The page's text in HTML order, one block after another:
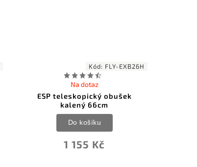
Kód: FLY-EXB26H
ESP teleskopický obušek
kalený 66cm
Na dotaz
1 155 Kč
Do košíku